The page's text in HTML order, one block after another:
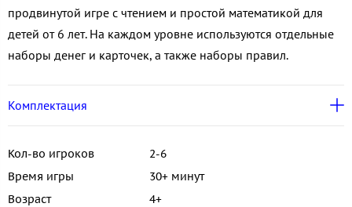
продвинутой игре с чтением и простой математикой для
детей от 6 лет. На каждом уровне используются отдельные
наборы денег и карточек, а также наборы правил.
Комплектация
Кол-во игроков
2-6
Время игры
30+ минут
Возраст
4+